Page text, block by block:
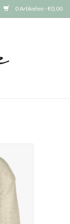
0 Artikelen - €0,00